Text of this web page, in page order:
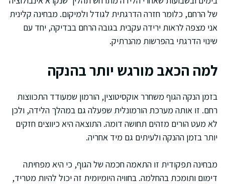
של הרחם, כלומר חזרה הדרגתית לגודל ולמיקום. מבחינה קלינית
אני מצפה לראות ירידה עקבית בגובה הרחם בבדיקה, יחד עם
שינוי הדרגתי בהפרשות מהנרתיק.
למה הכאב מורגש יותר בהנקה
בזמן הנקה הגוף משחרר אוקסיטוצין, הורמון שמעודד התכווצות
רחם. זו אותה מערכת הורמונלית שפעלה גם במהלך הלידה, ולכן
לא מעט הורים מזהים תחושה דומה. התוצאה היא כיווצים חזקים
יותר בזמן ההנקה ולעיתים גם מיד אחריה.
מבחינה תפקודית זו התאמה חכמה של הגוף, כי היא מפחיתה
דימום ותומכת בהחלמה. בחוויה היומיומית זה יכול להיות מטריד,